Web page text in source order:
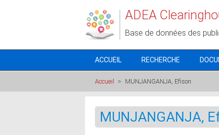
ADEA
Base de données des
ACCUEIL RECHERCHE
Accueil > MUNJANGANJA, Efison
MUNJANGANJA,